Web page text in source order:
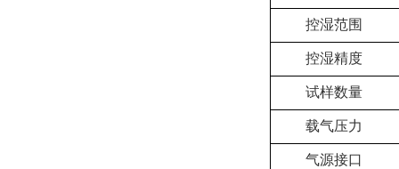
控湿范围
控湿精度
试样数量
载气压力
气源接口